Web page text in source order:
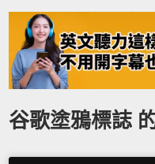
谷歌塗鴉標誌